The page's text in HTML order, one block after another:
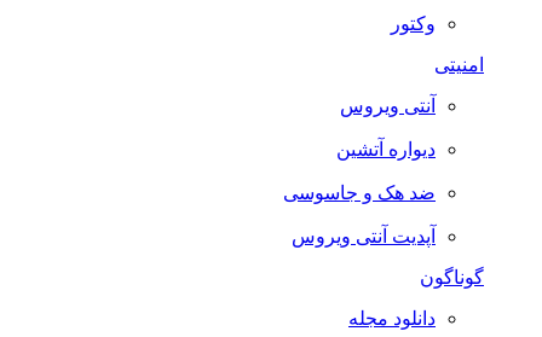
وکتور
امنیتی
آنتی ویروس
دیواره آتشین
ضد هک و جاسوسی
آپدیت آنتی ویروس
گوناگون
دانلود مجله